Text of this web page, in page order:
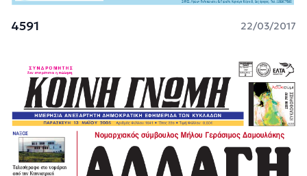
4591 22/03/2017